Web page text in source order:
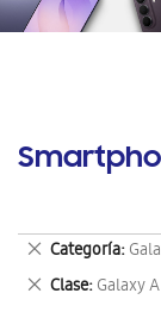
Categoría
Eliminar
este
artículo
Clase Galaxy A
Eliminar